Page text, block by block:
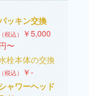
ッキン交換
（税込） ￥5,000
〜
栓本体の交換
（税込） ￥‐
ャワーヘッド